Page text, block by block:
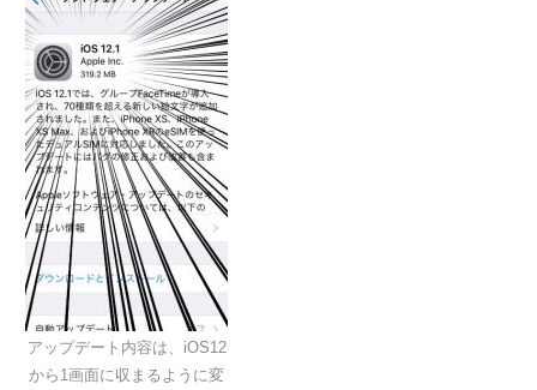
アップデート内容は、iOS12
から1画面に収まるように変